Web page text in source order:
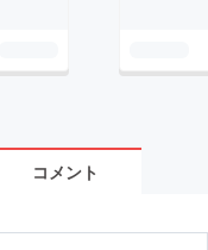
コメント